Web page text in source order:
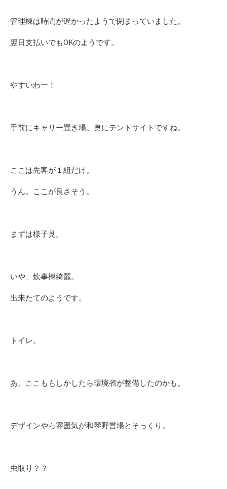
管理棟は時間が遅かったようで閉まっていました。
翌日支払いでもOKのようです。
やすいわー！
手前にキャリー置き場。奥にテントサイトですね。
ここは先客が１組だけ。
うん。ここが良さそう。
まずは様子見。
いや、炊事棟綺麗。
出来たてのようです。
トイレ。
あ、ここももしかしたら環境省が整備したのかも。
デザインやら雰囲気が和琴野営場とそっくり。
虫取り？？